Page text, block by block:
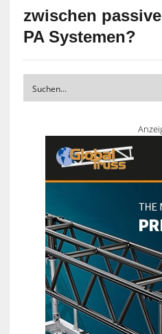
zwischen
PA Systemen?